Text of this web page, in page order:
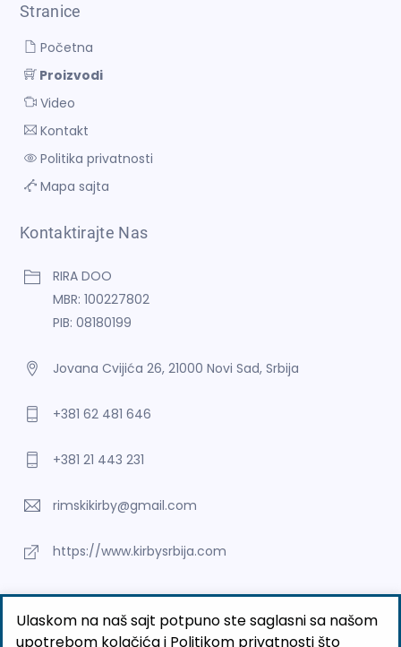
Stranice
Početna
Proizvodi
Video
Kontakt
Politika privatnosti
Mapa sajta
Kontaktirajte Nas
RIRA DOO
MBR: 100227802
PIB: 08180199
Jovana Cvijića 26, 21000 Novi Sad, Srbija
+381 62 481 646
+381 21 443 231
rimskikirby@gmail.com
https://www.kirbysrbija.com
©2026 RIRA DOO
BUTOBU - Izrada web sajta i internet prodavnice, optimizacija
Ulaskom na naš sajt potpuno ste saglasni sa našom
upotrebom kolačića i Politikom privatnosti što